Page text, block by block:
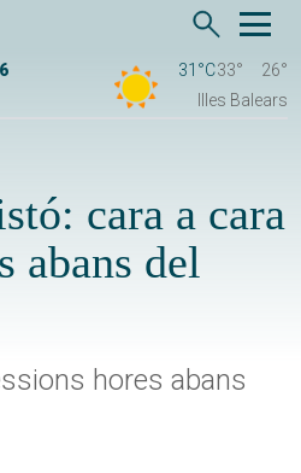
31°C33°
26°
Illes Balears
cara a cara
abans del
hores abans